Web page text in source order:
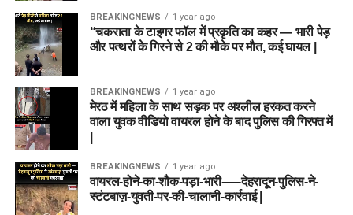
BREAKINGNEWS 1 year ago
“चकराता के टाइगर फॉल में प्रकृति का कहर — भारी पेड़
और पत्थरों के गिरने से 2 की मौके पर मौत, कई घायल |
BREAKINGNEWS 1 year ago
मेरठ में महिला के साथ सड़क पर अश्लील हरकत करने
वाला युवक वीडियो वायरल होने के बाद पुलिस की गिरफ्त में
BREAKINGNEWS 1 year ago
वायरल-होने-का-शौक-पड़ा-भारी-—-देहरादून-पुलिस-ने-
स्टंटबाज़-युवती-पर-की-चालानी-कार्रवाई |